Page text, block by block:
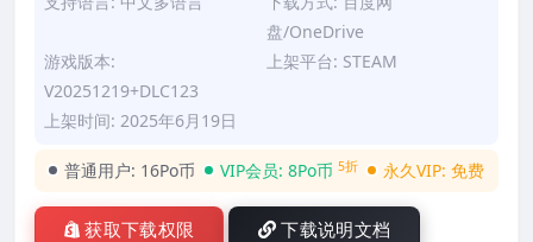
盘/OneDrive
游戏版本:
V20251219+DLC123
上架平台: STEAM
上架时间: 2025年6月19日
普通用户: 16Po币 VIP会员: 8Po币 5折 永久VIP: 免费
获取下载权限 下载说明文档